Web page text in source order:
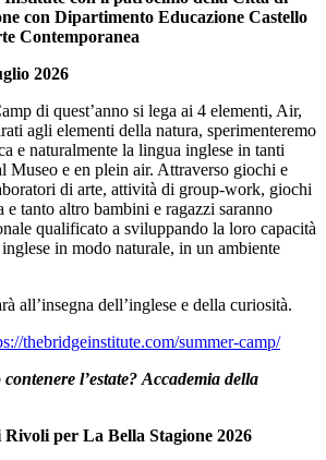
con Dipartimento Educazione Castello
Contemporanea
2026
di quest’anno si lega ai 4 elementi, Air,
agli elementi della natura, sperimenteremo
e naturalmente la lingua inglese in tanti
Museo e en plein air. Attraverso giochi e
di arte, attività di group-work, giochi
tanto altro bambini e ragazzi saranno
qualificato a sviluppando la loro capacità
in modo naturale, in un ambiente
all’insegna dell’inglese e della curiosità.
thebridgeinstitute.com/summer-camp/
l’estate? Accademia della
per La Bella Stagione 2026